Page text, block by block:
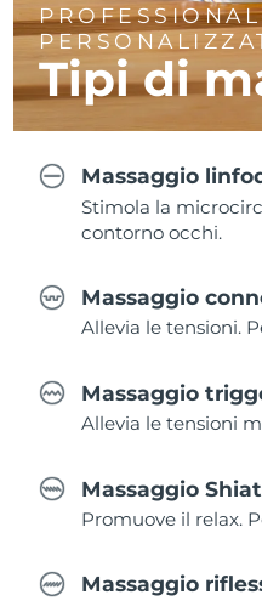
Tipi di
Massaggio
Stimola la
contorno occhi.
Massaggio
Allevia le tensioni.
Massaggio
Allevia le tensioni
Massaggio
Promuove il relax.
Massaggio